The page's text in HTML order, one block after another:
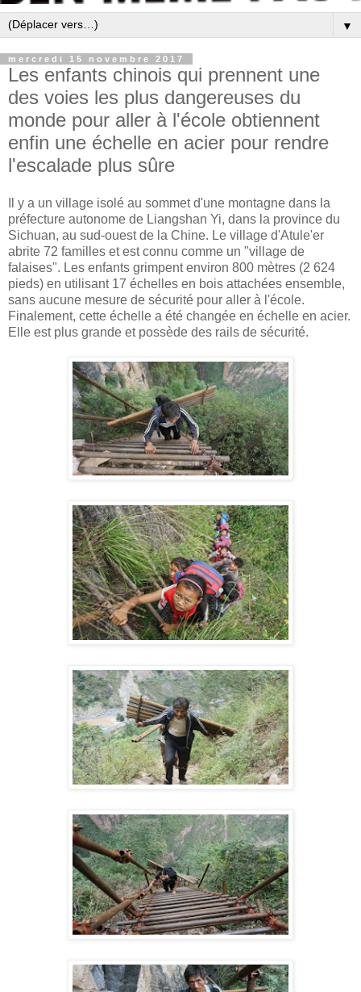
▼
mercredi 15 novembre 2017
Les enfants chinois qui prennent une
des voies les plus dangereuses du
monde pour aller à l'école obtiennent
enfin une échelle en acier pour rendre
l'escalade plus sûre
Il y a un village isolé au sommet d'une montagne dans la
préfecture autonome de Liangshan Yi, dans la province du
Sichuan, au sud-ouest de la Chine. Le village d'Atule'er
abrite 72 familles et est connu comme un "village de
falaises". Les enfants grimpent environ 800 mètres (2 624
pieds) en utilisant 17 échelles en bois attachées ensemble,
sans aucune mesure de sécurité pour aller à l'école.
Finalement, cette échelle a été changée en échelle en acier.
Elle est plus grande et possède des rails de sécurité.